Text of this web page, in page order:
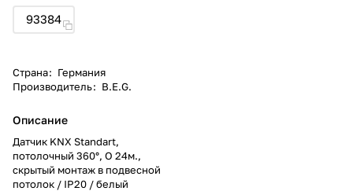
93384
Страна: Германия
Производитель: B.E.G.
Описание
Датчик KNX Standart,
потолочный 360°, O 24м.,
скрытый монтаж в подвесной
потолок / IP20 / белый